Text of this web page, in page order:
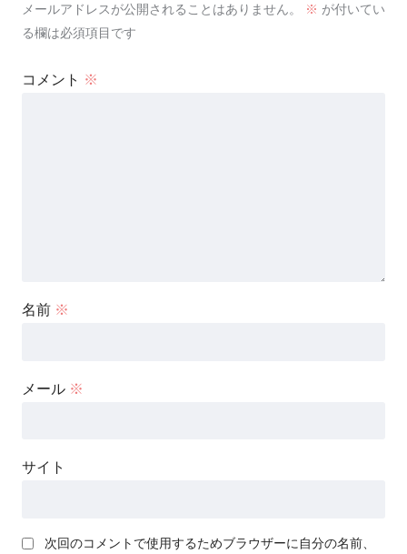
メールアドレスが公開されることはありません。 ※ が付いてい
る欄は必須項目です
コメント ※
名前 ※
メール ※
サイト
次回のコメントで使用するためブラウザーに自分の名前、